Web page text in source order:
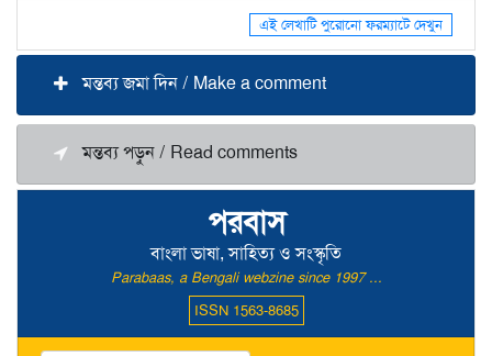
পরবাস
বাংলা ভাষা, সাহিত্য ও সংস্কৃতি
Parabaas, a Bengali webzine since 1997 ...
ISSN 1563-8685
এই লেখাটি পুরোনো ফরম্যাটে দেখুন
মন্তব্য জমা দিন / Make a comment
মন্তব্য পড়ুন / Read comments